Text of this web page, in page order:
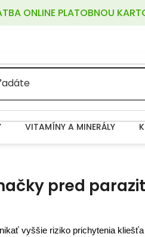
ONLINE PLATOBNOU
VITAMÍNY A MINERÁLY
pred
vyššie riziko prichytenia